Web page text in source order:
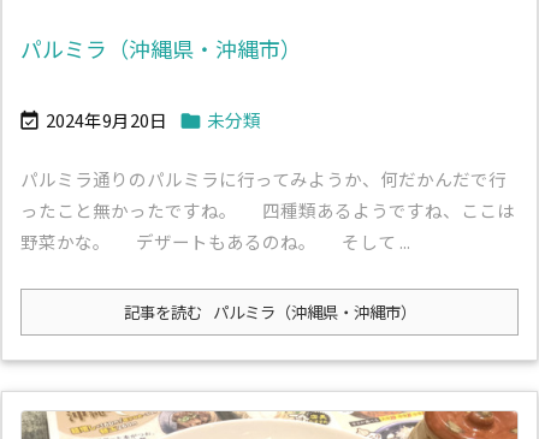
パルミラ（沖縄県・沖縄市）
 2024年9月20日  未分類
パルミラ通りのパルミラに行ってみようか、何だかんだで行
ったこと無かったですね。 四種類あるようですね、ここは
野菜かな。 デザートもあるのね。 そして ...
記事を読む パルミラ（沖縄県・沖縄市）